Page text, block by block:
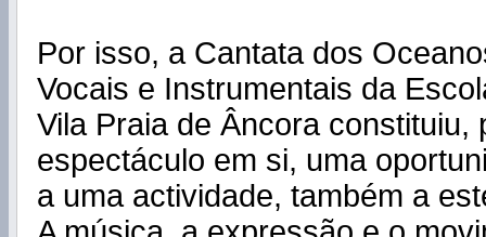
Por isso, a Cantata dos
Vocais e Instrumentais da
Vila Praia de Âncora constituiu,
espectáculo em si, uma
a uma actividade, também a